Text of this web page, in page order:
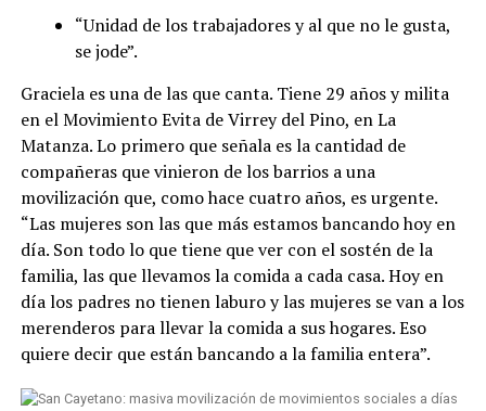
“Unidad de los trabajadores y al que no le gusta,
se jode”.
Graciela es una de las que canta. Tiene 29 años y milita
en el Movimiento Evita de Virrey del Pino, en La
Matanza. Lo primero que señala es la cantidad de
compañeras que vinieron de los barrios a una
movilización que, como hace cuatro años, es urgente.
“Las mujeres son las que más estamos bancando hoy en
día. Son todo lo que tiene que ver con el sostén de la
familia, las que llevamos la comida a cada casa. Hoy en
día los padres no tienen laburo y las mujeres se van a los
merenderos para llevar la comida a sus hogares. Eso
quiere decir que están bancando a la familia entera”.